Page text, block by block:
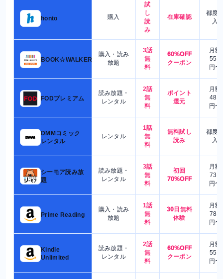
honto 購入
試
し
読
み
在庫確認
都度
入
BOOK☆WALKER
購入・読み
放題
3話
無
料
60%OFF
クーポン
月額
550
円〜
FODプレミアム
読み放題・
レンタル
2話
無
料
ポイント
還元
月額
480
円〜
DMMコミック
レンタル
レンタル
1話
無
料
無料試し
読み
都度
入
シーモア読み放
題
読み放題・
レンタル
3話
無
料
初回
70%OFF
月額
730
円〜
Prime Reading
購入・読み
放題
1話
無
料
30日無料
体験
月額
780
円〜
Kindle
Unlimited
読み放題・
レンタル
2話
無
料
60%OFF
クーポン
月額
550
円〜